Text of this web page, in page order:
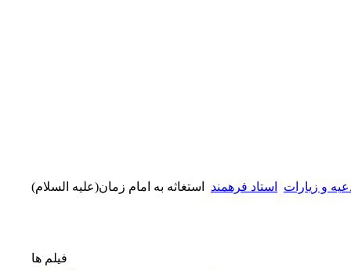
و زیارات استاد فرهمند استغاثه به امام زمان(علیه السلام)
فیلم ها